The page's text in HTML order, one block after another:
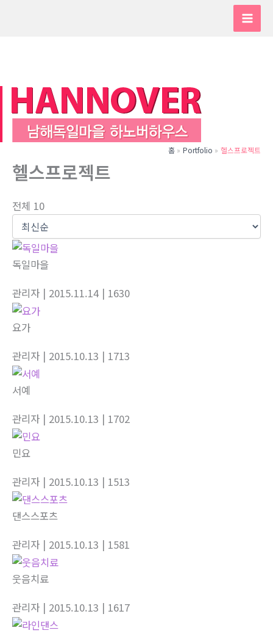
너
홈 Portfolio 헬스프로젝트
헬스프로젝트
전체 10
독일마을
관리자 | 2015.11.14 | 1630
요가
관리자 | 2015.10.13 | 1713
서예
관리자 | 2015.10.13 | 1702
민요
관리자 | 2015.10.13 | 1513
댄스스포츠
관리자 | 2015.10.13 | 1581
웃음치료
관리자 | 2015.10.13 | 1617